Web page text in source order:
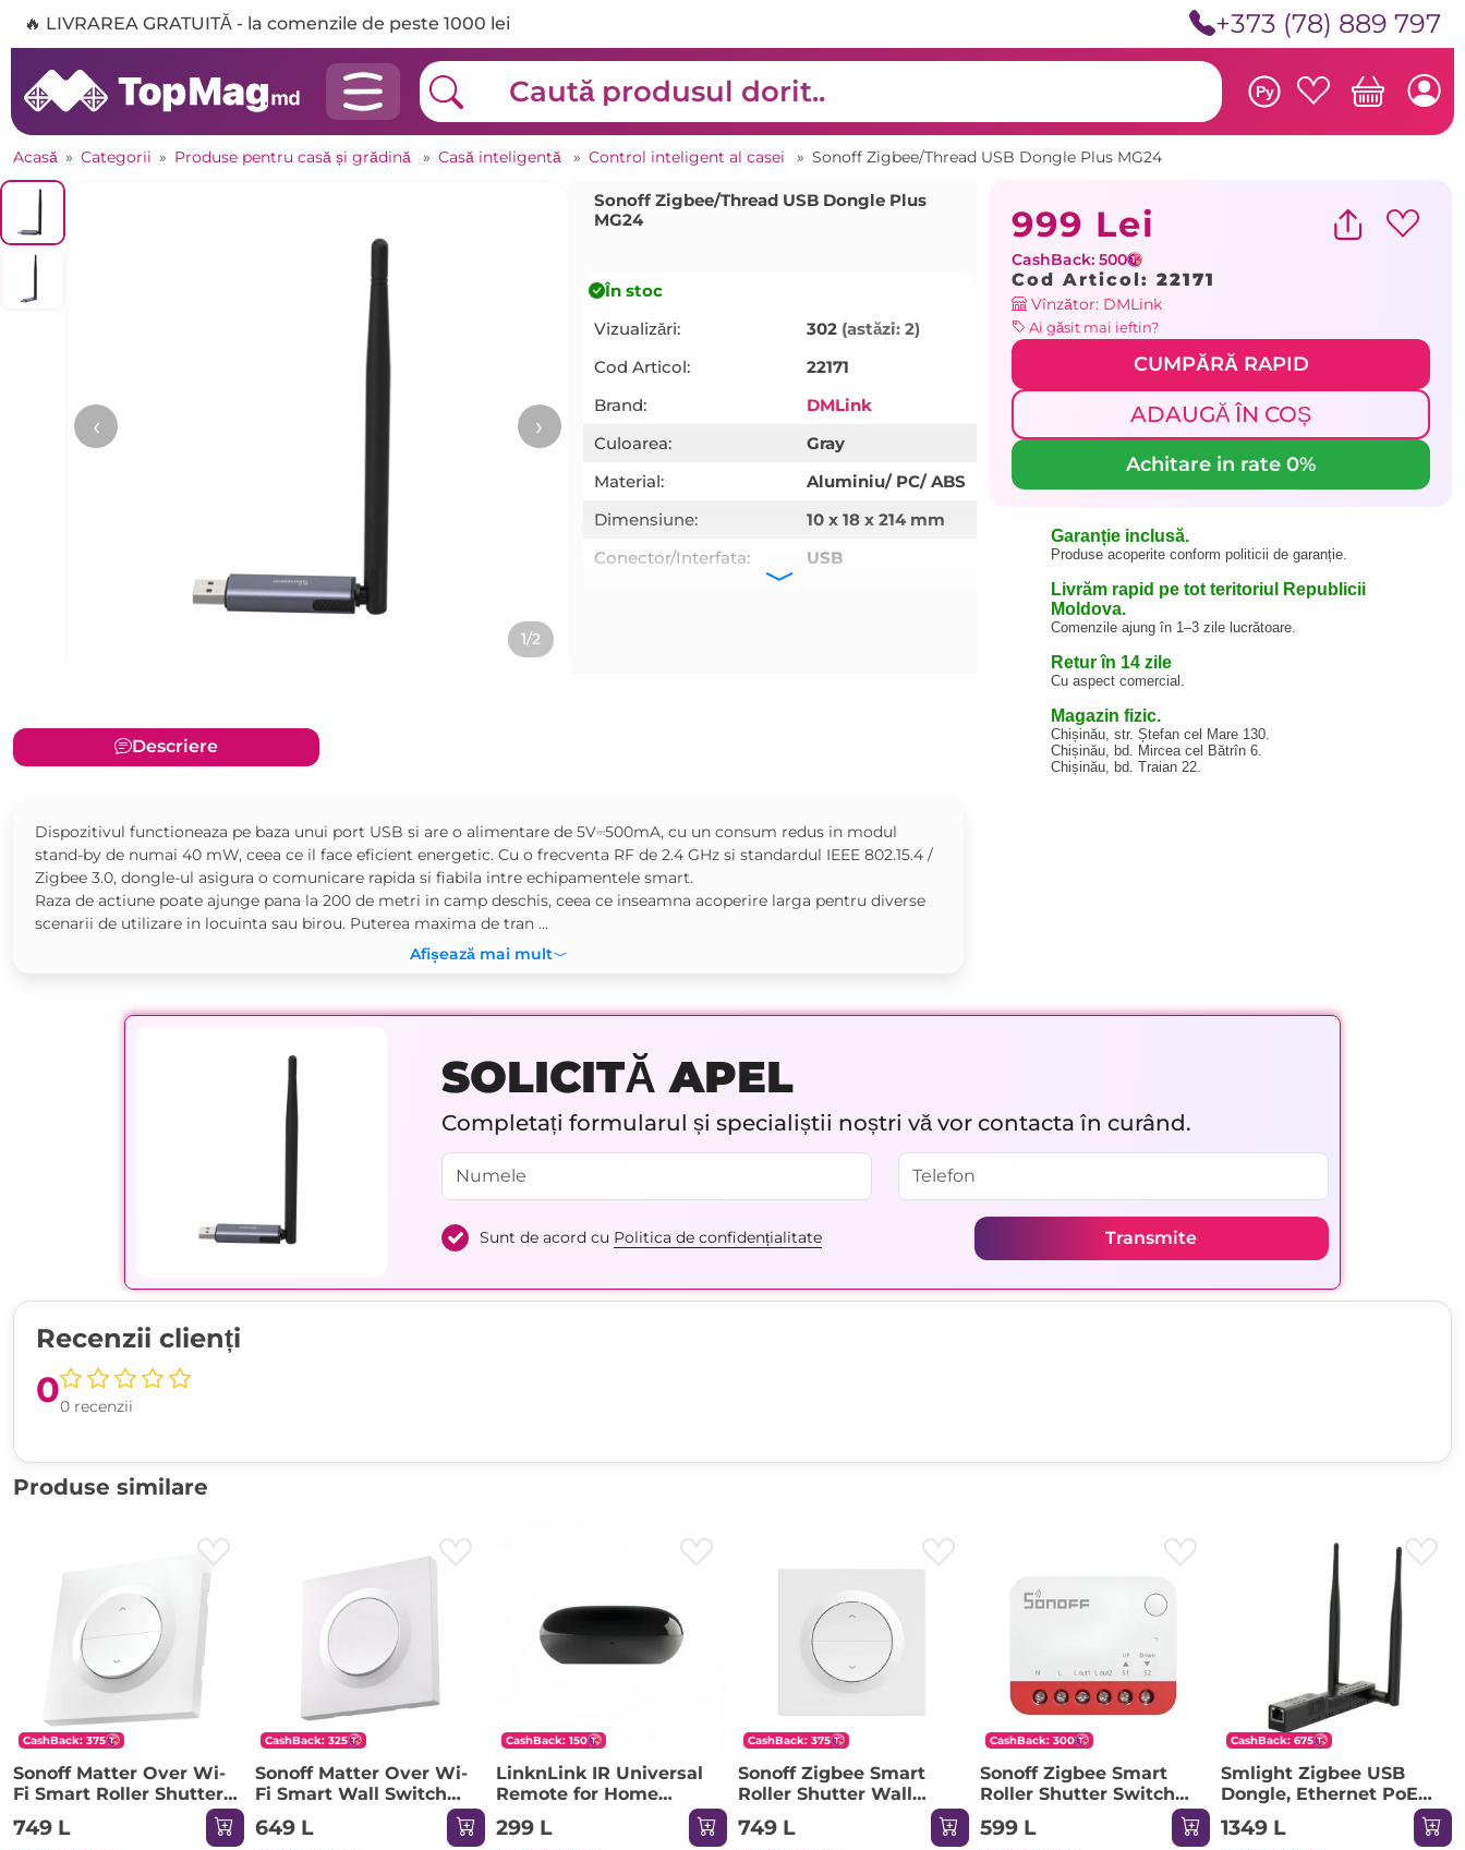
🔥 LIVRAREA GRATUITĂ - la comenzile de peste 1000 lei +373 (78) 889 797
Ру
Acasă » Categorii » Produse pentru casă și grădină » Casă inteligentă » Control inteligent al casei » Sonoff Zigbee/Thread USB Dongle Plus MG24
1/2
‹ ›
Sonoff Zigbee/Thread USB Dongle Plus
MG24
În stoc
Vizualizări:
302 (astăzi: 2)
Cod Articol:
22171
Brand:
DMLink
Culoarea:
Gray
Material:
Aluminiu/ PC/ ABS
Dimensiune:
10 x 18 x 214 mm
Conector/Interfata:
USB
Descriere
Dispozitivul functioneaza pe baza unui port USB si are o alimentare de 5V⎓500mA, cu un consum redus in modul
stand-by de numai 40 mW, ceea ce il face eficient energetic. Cu o frecventa RF de 2.4 GHz si standardul IEEE 802.15.4 /
Zigbee 3.0, dongle-ul asigura o comunicare rapida si fiabila intre echipamentele smart.
Raza de actiune poate ajunge pana la 200 de metri in camp deschis, ceea ce inseamna acoperire larga pentru diverse
scenarii de utilizare in locuinta sau birou. Puterea maxima de tran ...
Afișează mai mult
999 Lei
CashBack: 500
Cod Articol: 22171
Vînzător: DMLink
Ai găsit mai ieftin?
CUMPĂRĂ RAPID
ADAUGĂ ÎN COȘ
Achitare in rate 0%
Garanție inclusă.
Produse acoperite conform politicii de garanție.
Livrăm rapid pe tot teritoriul Republicii
Moldova.
Comenzile ajung în 1–3 zile lucrătoare.
Retur în 14 zile
Cu aspect comercial.
Magazin fizic.
Chișinău, str. Ștefan cel Mare 130.
Chișinău, bd. Mircea cel Bătrîn 6.
Chișinău, bd. Traian 22.
SOLICITĂ APEL
Completați formularul și specialiștii noștri vă vor contacta în curând.
Sunt de acord cu Politica de confidențialitate Transmite
Recenzii clienți
00 recenzii
Produse similare
CashBack: 375
Sonoff Matter Over Wi-
Fi Smart Roller Shutter
Wall Switch MINI-RBS-E
749 L
CashBack: 325
Sonoff Matter Over Wi-
Fi Smart Wall Switch
MINIR4M-E Extreme
(Neutral Required)
649 L
CashBack: 150
LinknLink IR Universal
Remote for Home
Assistant (MQTT)
299 L
CashBack: 375
Sonoff Zigbee Smart
Roller Shutter Wall
Switch MINI-ZBRBS-E
749 L
CashBack: 300
Sonoff Zigbee Smart
Roller Shutter Switch
MINI-ZBRBS
599 L
CashBack: 675
Smlight Zigbee USB
Dongle, Ethernet PoE
(SLZB-MR1)
1349 L